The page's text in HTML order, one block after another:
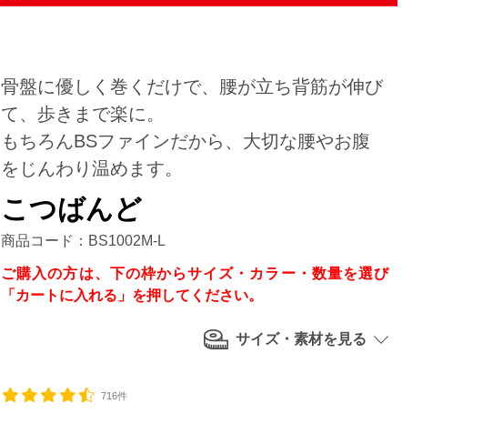
骨盤に優しく巻くだけで、腰が立ち背筋が伸び
て、歩きまで楽に。
もちろんBSファインだから、大切な腰やお腹
をじんわり温めます。
こつばんど
商品コード：BS1002M-L
ご購入の方は、下の枠からサイズ・カラー・数量を選び
「カートに入れる」を押してください。
サイズ・素材を見る
716件